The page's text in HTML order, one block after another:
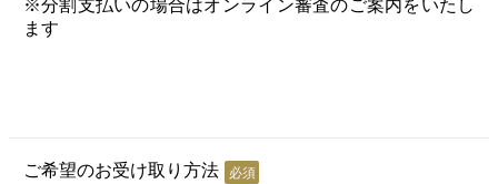
※分割支払いの場合はオンライン審査のご案内をいたし
ます
ご希望のお受け取り方法 必須